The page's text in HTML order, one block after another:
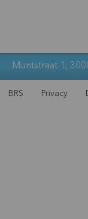
Muntstraat 1,
BRS Privacy